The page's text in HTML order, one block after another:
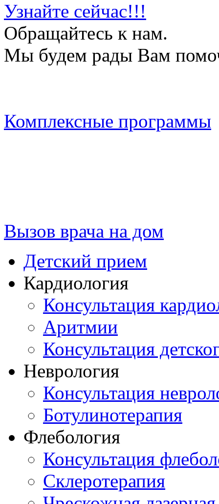
Узнайте сейчас!!!
Обращайтесь к нам.
Мы будем рады Вам
Комплексные программы
Вызов врача на дом
Детский прием
Кардиология
Консультация
Аритмии
Консультация
Неврология
Консультация
Ботулинотерапия
Флебология
Консультация
Склеротерапия